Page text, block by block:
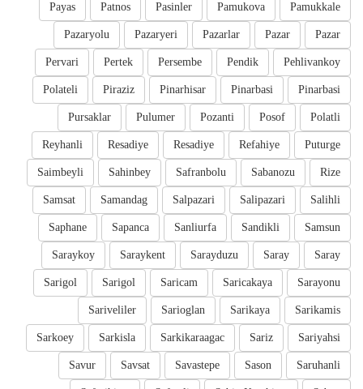
Pamukkale
Pamukova
Pasinler
Patnos
Payas
Pazar
Pazar
Pazarlar
Pazaryeri
Pazaryolu
Pehlivankoy
Pendik
Persembe
Pertek
Pervari
Pinarbasi
Pinarbasi
Pinarhisar
Piraziz
Polateli
Polatli
Posof
Pozanti
Pulumer
Pursaklar
Puturge
Refahiye
Resadiye
Resadiye
Reyhanli
Rize
Sabanozu
Safranbolu
Sahinbey
Saimbeyli
Salihli
Salipazari
Salpazari
Samandag
Samsat
Samsun
Sandikli
Sanliurfa
Sapanca
Saphane
Saray
Saray
Sarayduzu
Saraykent
Saraykoy
Sarayonu
Saricakaya
Saricam
Sarigol
Sarigol
Sarikamis
Sarikaya
Sarioglan
Sariveliler
Sariyahsi
Sariz
Sarkikaraagac
Sarkisla
Sarkoey
Saruhanli
Sason
Savastepe
Savsat
Savur